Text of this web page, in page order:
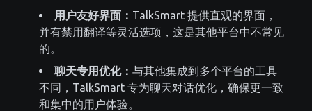
用户友好界面： TalkSmart 提供直观的界面，
并有禁用翻译等灵活选项，这是其他平台中不常见
的。
聊天专用优化： 与其他集成到多个平台的工具
不同，TalkSmart 专为聊天对话优化，确保更一致
和集中的用户体验。